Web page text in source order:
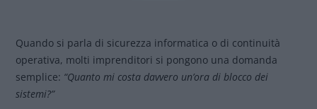
Quando si parla di sicurezza informatica o di continuità
operativa, molti imprenditori si pongono una domanda
semplice: “Quanto mi costa davvero un’ora di blocco dei
sistemi?”